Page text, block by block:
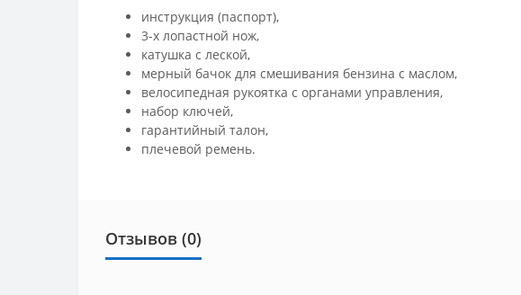
инструкция (паспорт),
3-х лопастной нож,
катушка с леской,
мерный бачок для смешивания бензина с маслом,
велосипедная рукоятка с органами управления,
набор ключей,
гарантийный талон,
плечевой ремень.
Отзывов (0)